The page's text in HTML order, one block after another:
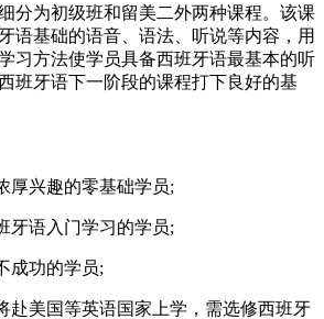
为初级班和留美二外两种课程。该课
语基础的语音、语法、听说等内容，用
习方法使学员具备西班牙语最基本的听
班牙语下一阶段的课程打下良好的基
兴趣的零基础学员;
语入门学习的学员;
功的学员;
美国等英语国家上学，需选修西班牙